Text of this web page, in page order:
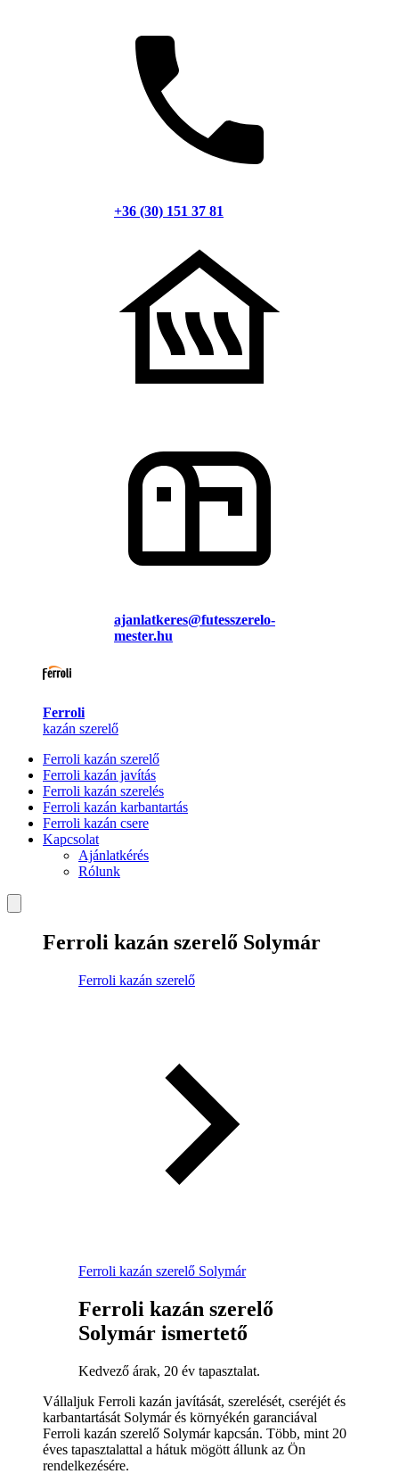
+36 (30) 151 37 81
ajanlatkeres@futesszerelo-
mester.hu
Ferroli
kazán szerelő
Ferroli kazán szerelő
Ferroli kazán javítás
Ferroli kazán szerelés
Ferroli kazán karbantartás
Ferroli kazán csere
Kapcsolat
Ajánlatkérés
Rólunk
Ferroli kazán szerelő Solymár
Ferroli kazán szerelő
Ferroli kazán szerelő Solymár
Ferroli kazán szerelő
Solymár ismertető
Kedvező árak, 20 év tapasztalat.
Vállaljuk Ferroli kazán javítását, szerelését, cseréjét és
karbantartását Solymár és környékén garanciával
Ferroli kazán szerelő Solymár kapcsán. Több, mint 20
éves tapasztalattal a hátuk mögött állunk az Ön
rendelkezésére.